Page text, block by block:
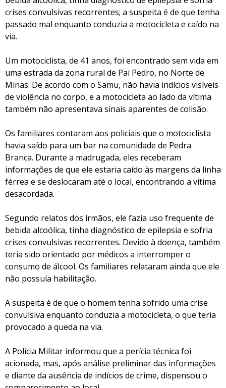
crises convulsivas recorrentes; a suspeita é de que tenha
passado mal enquanto conduzia a motocicleta e caído na
via.
Um motociclista, de 41 anos, foi encontrado sem vida em
uma estrada da zona rural de Pai Pedro, no Norte de
Minas. De acordo com o Samu, não havia indícios visíveis
de violência no corpo, e a motocicleta ao lado da vítima
também não apresentava sinais aparentes de colisão.
Os familiares contaram aos policiais que o motociclista
havia saído para um bar na comunidade de Pedra
Branca. Durante a madrugada, eles receberam
informações de que ele estaria caído às margens da linha
férrea e se deslocaram até o local, encontrando a vítima
desacordada.
Segundo relatos dos irmãos, ele fazia uso frequente de
bebida alcoólica, tinha diagnóstico de epilepsia e sofria
crises convulsivas recorrentes. Devido à doença, também
teria sido orientado por médicos a interromper o
consumo de álcool. Os familiares relataram ainda que ele
não possuía habilitação.
A suspeita é de que o homem tenha sofrido uma crise
convulsiva enquanto conduzia a motocicleta, o que teria
provocado a queda na via.
A Polícia Militar informou que a perícia técnica foi
acionada, mas, após análise preliminar das informações
e diante da ausência de indícios de crime, dispensou o